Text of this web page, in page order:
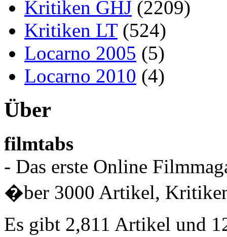
Kritiken GHJ (2209)
Kritiken LT(524)
Locarno 2005 (5)
Locarno 2010 (4)
Über
filmtabs
- Das erste Online
�ber 3000 Artikel,
Es gibt 2,811 Artikel und